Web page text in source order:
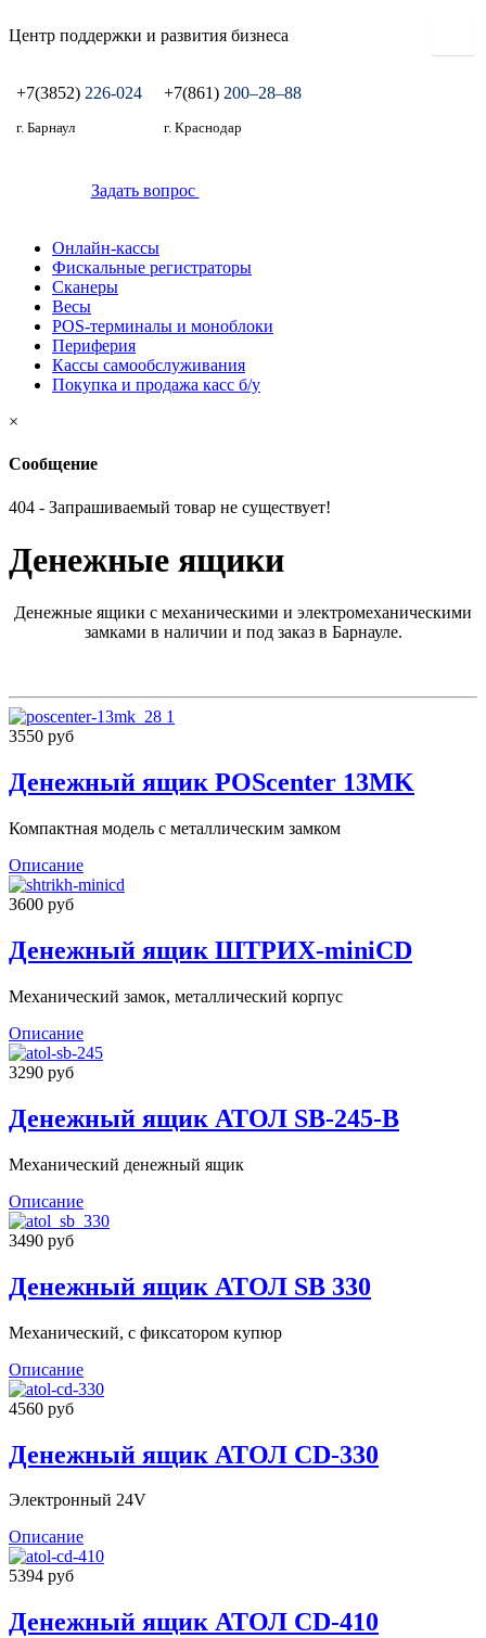
Центр поддержки и развития бизнеса
+7(3852) 226-024
г. Барнаул
+7(861) 200‒28‒88
г. Краснодар
Задать вопрос
Онлайн-кассы
Фискальные регистраторы
Сканеры
Весы
POS-терминалы и моноблоки
Периферия
Кассы самообслуживания
Покупка и продажа касс б/у
×
Сообщение
404 - Запрашиваемый товар не существует!
Денежные ящики
Денежные ящики с механическими и электромеханическими
замками в наличии и под заказ в Барнауле.
3550 руб
Денежный ящик POScenter 13MK
Компактная модель с металлическим замком
Описание
3600 руб
Денежный ящик ШТРИХ-miniCD
Механический замок, металлический корпус
Описание
3290 руб
Денежный ящик АТОЛ SB-245-B
Механический денежный ящик
Описание
3490 руб
Денежный ящик АТОЛ SB 330
Механический, с фиксатором купюр
Описание
4560 руб
Денежный ящик АТОЛ CD-330
Электронный 24V
Описание
5394 руб
Денежный ящик АТОЛ CD-410